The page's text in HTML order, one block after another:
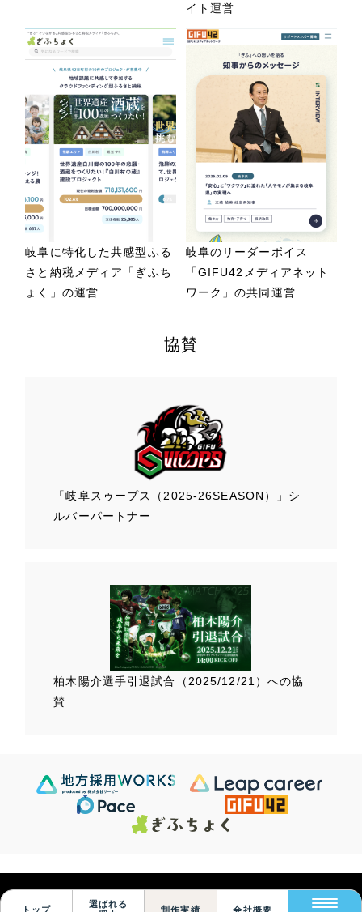
トップ
選ばれる
制作実績 会社概要
105 この条件で検索する
イト運営
岐阜に特化した共感型ふる
さと納税メディア「ぎふち
ょく」の運営
岐阜のリーダーボイス
「GIFU42メディアネット
ワーク」の共同運営
協賛
「岐阜スゥープス （2025-26SEASON）」 シ
ルバーパートナー
柏木陽介選手引退試合（2025/12/21）への協
賛